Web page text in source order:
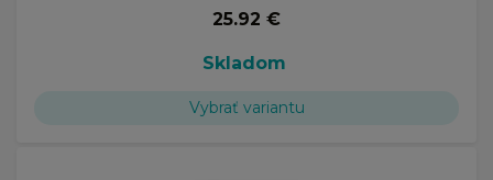
25.92 €
Skladom
Vybrať variantu